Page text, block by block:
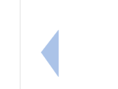
上一筆：115